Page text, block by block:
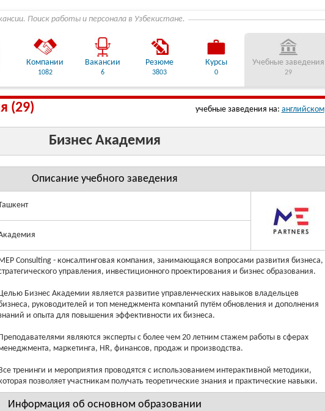
Поиск работы и персонала в Узбекистане.
Компании
1082
Вакансии
6
Резюме
3803
Курсы
0
Учебные заведения
29
(29) учебные заведения на: английском
Бизнес Академия
Описание учебного заведения
Consulting - консалтинговая компания, занимающаяся вопросами развития бизнеса,
управления, инвестиционного проектирования и бизнес образования.
Бизнес Академии является развитие управленческих навыков владельцев
руководителей и топ менеджмента компаний путём обновления и дополнения
и опыта для повышения эффективности их бизнеса.
являются эксперты с более чем 20 летним стажем работы в сферах
маркетинга, HR, финансов, продаж и производства.
тренинги и мероприятия проводятся с использованием интерактивной методики,
позволяет участникам получать теоретические знания и практические навыки.
Информация об основном образовании